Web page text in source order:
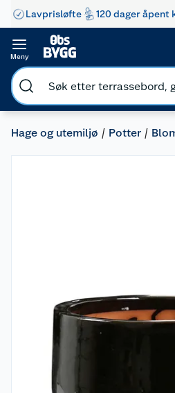
Lavprisløfte 120 dager åpent
Meny
Hage og utemiljø Potter